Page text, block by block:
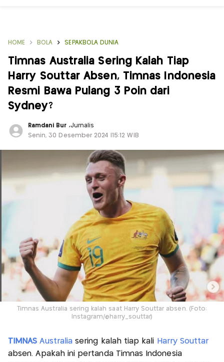
HOME BOLA SEPAKBOLA DUNIA
Timnas Australia Sering Kalah Tiap
Harry Souttar Absen, Timnas Indonesia
Resmi Bawa Pulang 3 Poin dari
Sydney?
Ramdani Bur ,Jurnalis
Senin, 30 Desember 2024 |15:12 WIB
Timnas Australia sering kalah saat Harry Souttar absen. (Foto:
Instagram/@harry_souttar)
TIMNAS Australiasering kalah tiap kali Harry Souttar
absen. Apakah ini pertanda Timnas Indonesia